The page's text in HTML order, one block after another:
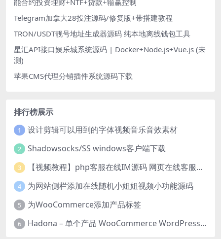
Telegram加拿大28投注源码/修复版+带搭建教程
TRON/USDT靓号地址生成器源码 纯本地离线钱包工具
星汇API接口娱乐城系统源码 | Docker+Node.js+Vue.js (未
测)
苹果CMS代理分销插件系统源码下载
排行榜展示
1 设计剪辑可以用到的字体视频音乐音效素材
2 Shadowsocks/SS windows客户端下载
3 【视频教程】php客服在线IM源码 网页在线客服软件代码
4 为网站侧栏添加在线随机小姐姐视频小功能源码
5 为WooCommerce添加产品标签
6 Hadona – 单个产品 WooCommerce WordPress 主题